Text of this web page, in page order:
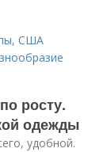
США
росту.
одежды
удобной.